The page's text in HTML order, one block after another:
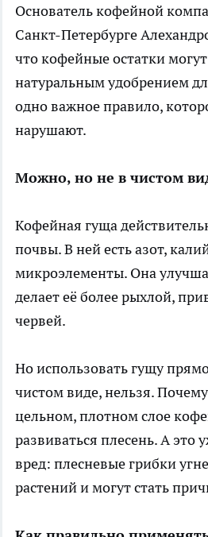
Основатель кофейной
Санкт-Петербурге
что кофейные остатки
натуральным удобрением
одно важное правило,
нарушают.
Можно, но не в чистом
Кофейная гуща
почвы. В ней есть азот,
микроэлементы. Она
делает её более рыхлой,
червей.
Но использовать гущу
чистом виде, нельзя.
цельном, плотном слое
развиваться плесень. А это
вред: плесневые грибки
растений и могут стать